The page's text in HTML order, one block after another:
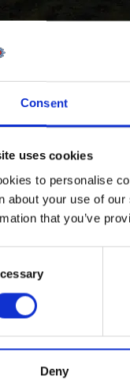
Consent
uses cookies
to personalise
about your use of
that you’ve
Deny